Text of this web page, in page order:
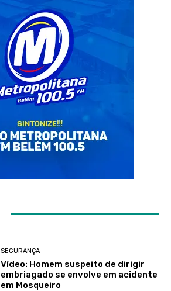
SEGURANÇA
Vídeo: Homem suspeito de dirigir
embriagado se envolve em acidente
em Mosqueiro